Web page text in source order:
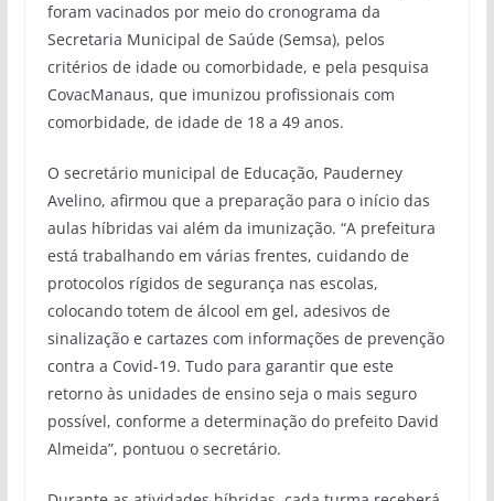
foram vacinados por meio do cronograma da
Secretaria Municipal de Saúde (Semsa), pelos
critérios de idade ou comorbidade, e pela pesquisa
CovacManaus, que imunizou profissionais com
comorbidade, de idade de 18 a 49 anos.
O secretário municipal de Educação, Pauderney
Avelino, afirmou que a preparação para o início das
aulas híbridas vai além da imunização. “A prefeitura
está trabalhando em várias frentes, cuidando de
protocolos rígidos de segurança nas escolas,
colocando totem de álcool em gel, adesivos de
sinalização e cartazes com informações de prevenção
contra a Covid-19. Tudo para garantir que este
retorno às unidades de ensino seja o mais seguro
possível, conforme a determinação do prefeito David
Almeida”, pontuou o secretário.